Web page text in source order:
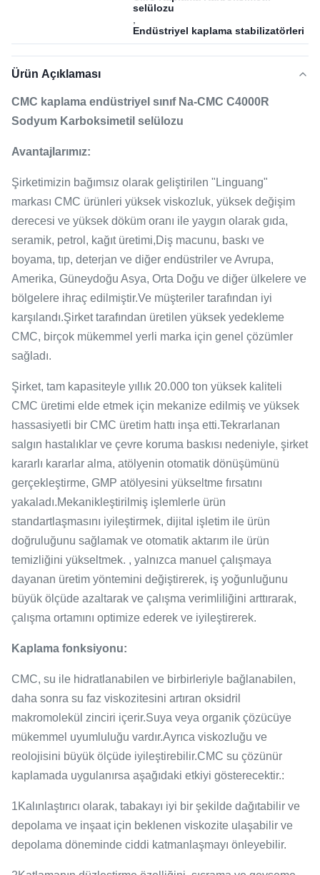
selülozu
Endüstriyel kaplama stabilizatörleri
Ürün Açıklaması
CMC kaplama endüstriyel sınıf Na-CMC C4000R
Sodyum Karboksimetil selülozu
Avantajlarımız:
Şirketimizin bağımsız olarak geliştirilen "Linguang"
markası CMC ürünleri yüksek viskozluk, yüksek değişim
derecesi ve yüksek döküm oranı ile yaygın olarak gıda,
seramik, petrol, kağıt üretimi,Diş macunu, baskı ve
boyama, tıp, deterjan ve diğer endüstriler ve Avrupa,
Amerika, Güneydoğu Asya, Orta Doğu ve diğer ülkelere ve
bölgelere ihraç edilmiştir.Ve müşteriler tarafından iyi
karşılandı.Şirket tarafından üretilen yüksek yedekleme
CMC, birçok mükemmel yerli marka için genel çözümler
sağladı.
Şirket, tam kapasiteyle yıllık 20.000 ton yüksek kaliteli
CMC üretimi elde etmek için mekanize edilmiş ve yüksek
hassasiyetli bir CMC üretim hattı inşa etti.Tekrarlanan
salgın hastalıklar ve çevre koruma baskısı nedeniyle, şirket
kararlı kararlar alma, atölyenin otomatik dönüşümünü
gerçekleştirme, GMP atölyesini yükseltme fırsatını
yakaladı.Mekanikleştirilmiş işlemlerle ürün
standartlaşmasını iyileştirmek, dijital işletim ile ürün
doğruluğunu sağlamak ve otomatik aktarım ile ürün
temizliğini yükseltmek. , yalnızca manuel çalışmaya
dayanan üretim yöntemini değiştirerek, iş yoğunluğunu
büyük ölçüde azaltarak ve çalışma verimliliğini arttırarak,
çalışma ortamını optimize ederek ve iyileştirerek.
Kaplama fonksiyonu:
CMC, su ile hidratlanabilen ve birbirleriyle bağlanabilen,
daha sonra su faz viskozitesini artıran oksidril
makromolekül zinciri içerir.Suya veya organik çözücüye
mükemmel uyumluluğu vardır.Ayrıca viskozluğu ve
reolojisini büyük ölçüde iyileştirebilir.CMC su çözünür
kaplamada uygulanırsa aşağıdaki etkiyi gösterecektir.:
1Kalınlaştırıcı olarak, tabakayı iyi bir şekilde dağıtabilir ve
depolama ve inşaat için beklenen viskozite ulaşabilir ve
depolama döneminde ciddi katmanlaşmayı önleyebilir.